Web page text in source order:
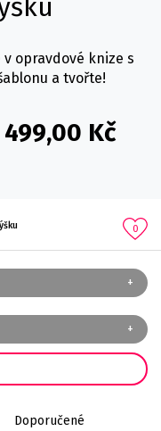
opravdové knize s
a tvořte!
Kč
0
Doporučené